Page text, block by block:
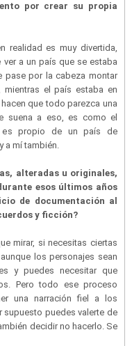
por crear su propia
realidad es muy divertida,
a un país que se estaba
pase por la cabeza montar
el país estaba en
que todo parezca una
suena a eso, es como el
es propio de un país de
a mí también.
alteradas u originales,
esos últimos años
de documentación al
y ficción?
mirar, si necesitas ciertas
los personajes sean
y puedes necesitar que
Pero todo ese proceso
una narración fiel a los
supuesto puedes valerte de
decidir no hacerlo. Se